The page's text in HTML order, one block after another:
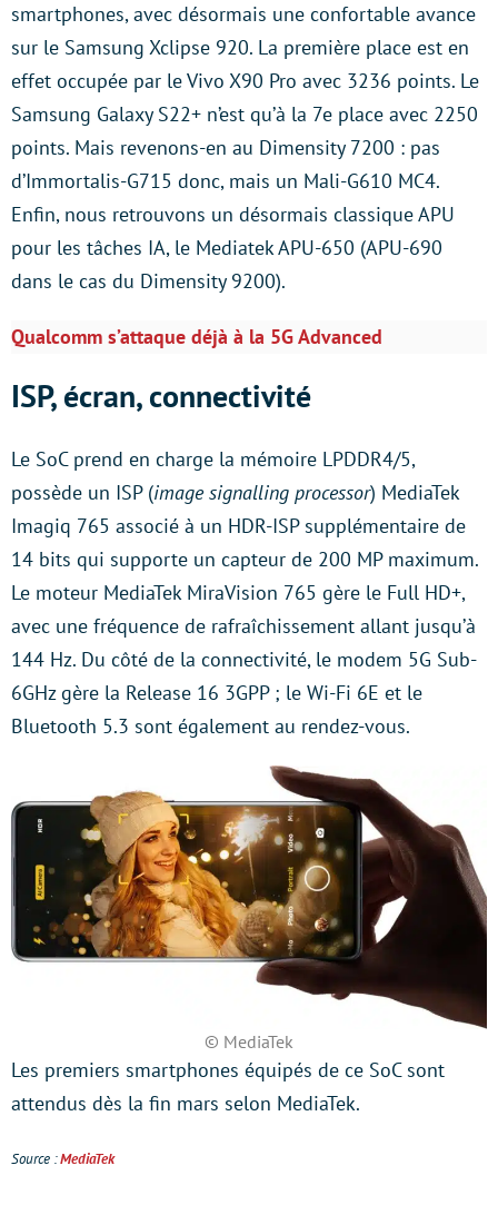
smartphones, avec désormais une confortable avance
sur le Samsung Xclipse 920. La première place est en
effet occupée par le Vivo X90 Pro avec 3236 points. Le
Samsung Galaxy S22+ n’est qu’à la 7e place avec 2250
points. Mais revenons-en au Dimensity 7200 : pas
d’Immortalis-G715 donc, mais un Mali-G610 MC4.
Enfin, nous retrouvons un désormais classique APU
pour les tâches IA, le Mediatek APU-650 (APU-690
dans le cas du Dimensity 9200).
Qualcomm s’attaque déjà à la 5G Advanced
ISP, écran, connectivité
Le SoC prend en charge la mémoire LPDDR4/5,
possède un ISP (image signalling processor) MediaTek
Imagiq 765 associé à un HDR-ISP supplémentaire de
14 bits qui supporte un capteur de 200 MP maximum.
Le moteur MediaTek MiraVision 765 gère le Full HD+,
avec une fréquence de rafraîchissement allant jusqu’à
144 Hz. Du côté de la connectivité, le modem 5G Sub-
6GHz gère la Release 16 3GPP ; le Wi-Fi 6E et le
Bluetooth 5.3 sont également au rendez-vous.
© MediaTek
Les premiers smartphones équipés de ce SoC sont
attendus dès la fin mars selon MediaTek.
Source :MediaTek